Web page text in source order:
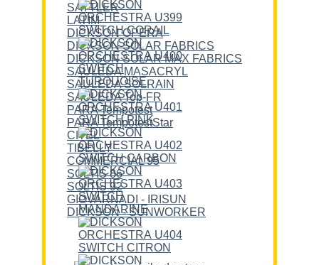
SATTLER
LATIM
DICKSON OPERA
DICKSON SOLAR FABRICS
DICKSON SOLAR MAX FABRICS
SAULEDA MASACRYL
SAULEDA SOLRAIN
SAULEDA Top-FR
PARA Tempotest
PARA TempotestStar
CITEL
TIBELLY
COMMERCIAL 95
SOLTIS 86
SOLTIS 92
GIOVARNADI - IRISUN
DICKSON - SUNWORKER